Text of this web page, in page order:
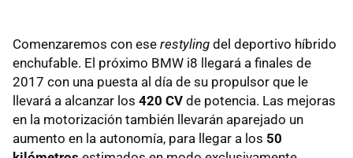
Comenzaremos con ese restyling del deportivo híbrido
enchufable. El próximo BMW i8 llegará a finales de
2017 con una puesta al día de su propulsor que le
llevará a alcanzar los 420 CV de potencia. Las mejoras
en la motorización también llevarán aparejado un
aumento en la autonomía, para llegar a los 50